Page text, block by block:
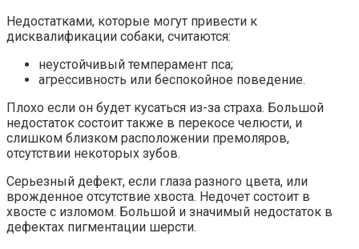
Недостатками, которые могут привести к
дисквалификации собаки, считаются:
неустойчивый темперамент пса;
агрессивность или беспокойное поведение.
Плохо если он будет кусаться из-за страха. Большой
недостаток состоит также в перекосе челюсти, и
слишком близком расположении премоляров,
отсутствии некоторых зубов.
Серьезный дефект, если глаза разного цвета, или
врожденное отсутствие хвоста. Недочет состоит в
хвосте с изломом. Большой и значимый недостаток в
дефектах пигментации шерсти.